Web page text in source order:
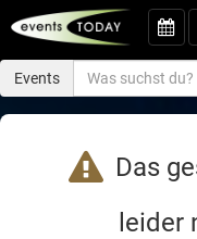
Events
Das
leider